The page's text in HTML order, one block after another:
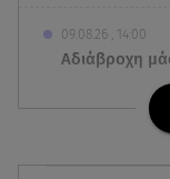
09.08.26 , 14:00
Αδιάβροχη
ταλαιπωρείς
Χούθι: